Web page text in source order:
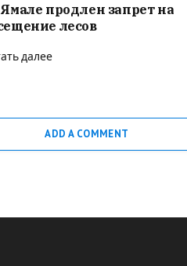
продлен запрет на
лесов
далее
ADD A COMMENT